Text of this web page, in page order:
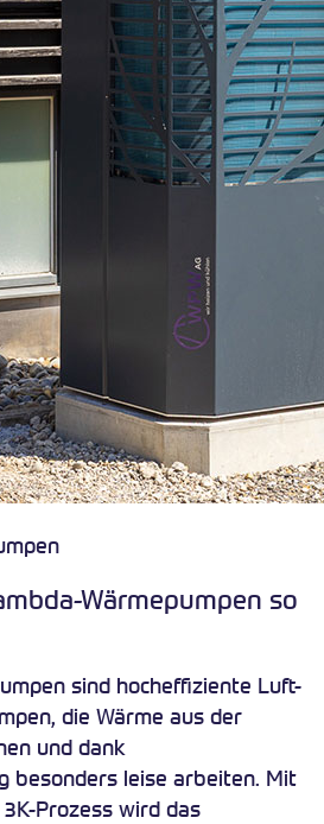
Wärmepumpen so
sind hocheffiziente Luft-
die Wärme aus der
und dank
besonders leise arbeiten. Mit
Prozess wird das